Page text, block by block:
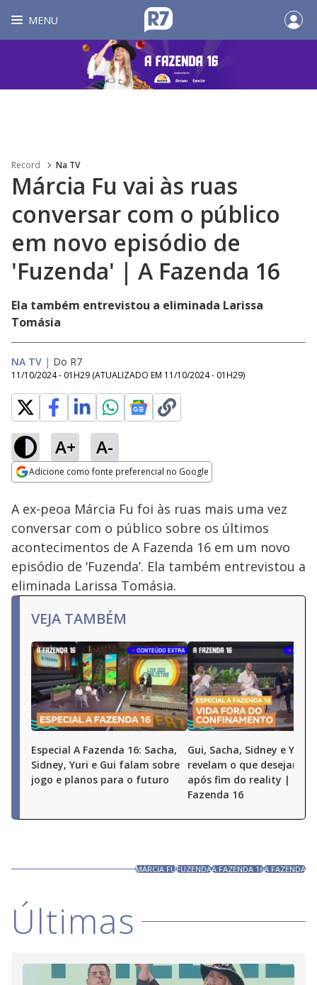
MENU
Record Na TV
Márcia Fu vai às ruas
conversar com o público
em novo episódio de
'Fuzenda' | A Fazenda 16
Ela também entrevistou a eliminada Larissa
Tomásia
NA TV | Do R7
11/10/2024 - 01H29 (ATUALIZADO EM 11/10/2024 - 01H29)
A+ A-
Adicione como fonte preferencial no Google
Ativar
Loaded :
16.15%
A ex-peoa Márcia Fu foi às ruas mais uma vez
conversar com o público sobre os últimos
acontecimentos de A Fazenda 16 em um novo
episódio de ‘Fuzenda’. Ela também entrevistou a
eliminada Larissa Tomásia.
VEJA TAMBÉM
Especial A Fazenda 16: Sacha,
Sidney, Yuri e Gui falam sobre
jogo e planos para o futuro
Gui, Sacha, Sidney e Yuri
revelam o que desejam
após fim do reality |
Fazenda 16
MÁRCIA FUFUZENDAA FAZENDA 16A FAZENDA
Últimas